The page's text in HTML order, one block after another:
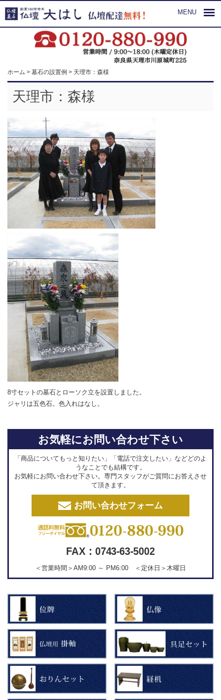
MENU
ホーム > 墓石の設置例 > 天理市：森様
天理市：森様
8寸セットの墓石とローソク立を設置しました。
ジャリは五色石。色入れはなし。
お気軽にお問い合わせ下さい
「商品についてもっと知りたい」「電話で注文したい」などどのよ
うなことでも結構です。
お気軽にお問い合わせ下さい。専門スタッフがご質問にお答えさせ
て頂きます。
お問い合わせフォーム
FAX：0743-63-5002
＜営業時間＞AM9:00 ～ PM6:00 ＜定休日＞木曜日